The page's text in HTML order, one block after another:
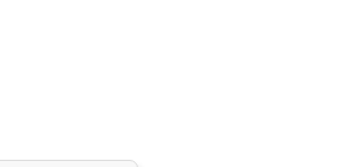
動 通常
動 通常